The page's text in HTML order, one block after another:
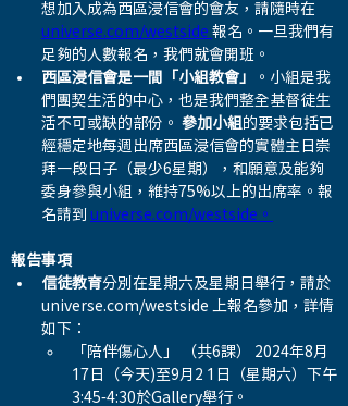
想加入成為西區浸信會的會友，請隨時在
universe.com/westside 報名。一旦我們有
足夠的人數報名，我們就會開班。
西區浸信會是一間「小組教會」
。小組是我
們團契生活的中心，也是我們整全基督徒生
活不可或缺的部份。 參加小組 的要求包括已
經穩定地每週出席西區浸信會的實體主日崇
拜一段日子（最少6星期），和願意及能夠
委身參與小組，維持75%以上的出席率。報
名請到 universe.com/westside 。
報告事項
信徒教育分別在星期六及星期日舉行，請於
universe.com/westside 上報名參加，詳情
如下：
「陪伴傷心人」 （共6課） 2024年8月
17日（今天)至9月2 1日（星期六）下午
3:45-4:30於Gallery舉行。